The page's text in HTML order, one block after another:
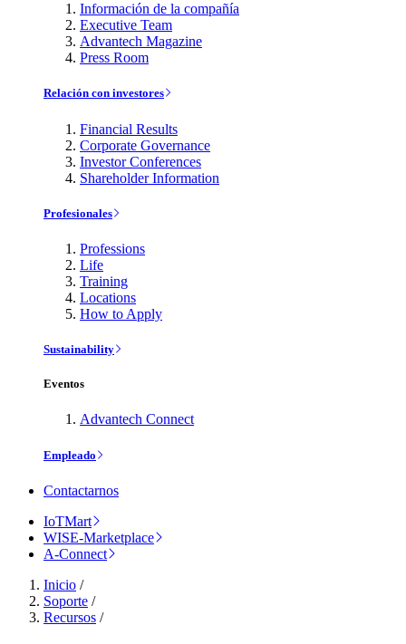
Información de la compañía
Executive Team
Advantech Magazine
Press Room
Relación con investores
Financial Results
Corporate Governance
Investor Conferences
Shareholder Information
Profesionales
Professions
Life
Training
Locations
How to Apply
Sustainability
Eventos
Advantech Connect
Empleado
Contactarnos
IoTMart
WISE-Marketplace
A-Connect
Inicio /
Soporte /
Recursos /